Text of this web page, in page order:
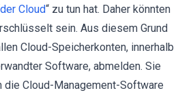
der Cloud“ zu tun hat. Daher könnten
sein. Aus diesem Grund
Cloud-Speicherkonten, innerhalb
Software, abmelden. Sie
die Cloud-Management-Software